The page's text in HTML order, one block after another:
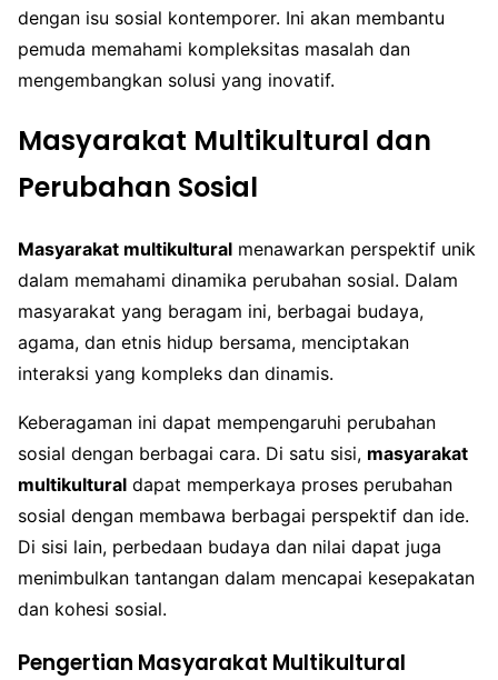
dengan isu sosial kontemporer. Ini akan membantu
pemuda memahami kompleksitas masalah dan
mengembangkan solusi yang inovatif.
Masyarakat Multikultural dan
Perubahan Sosial
Masyarakat multikultural menawarkan perspektif unik
dalam memahami dinamika perubahan sosial. Dalam
masyarakat yang beragam ini, berbagai budaya,
agama, dan etnis hidup bersama, menciptakan
interaksi yang kompleks dan dinamis.
Keberagaman ini dapat mempengaruhi perubahan
sosial dengan berbagai cara. Di satu sisi, masyarakat
multikultural dapat memperkaya proses perubahan
sosial dengan membawa berbagai perspektif dan ide.
Di sisi lain, perbedaan budaya dan nilai dapat juga
menimbulkan tantangan dalam mencapai kesepakatan
dan kohesi sosial.
Pengertian Masyarakat Multikultural